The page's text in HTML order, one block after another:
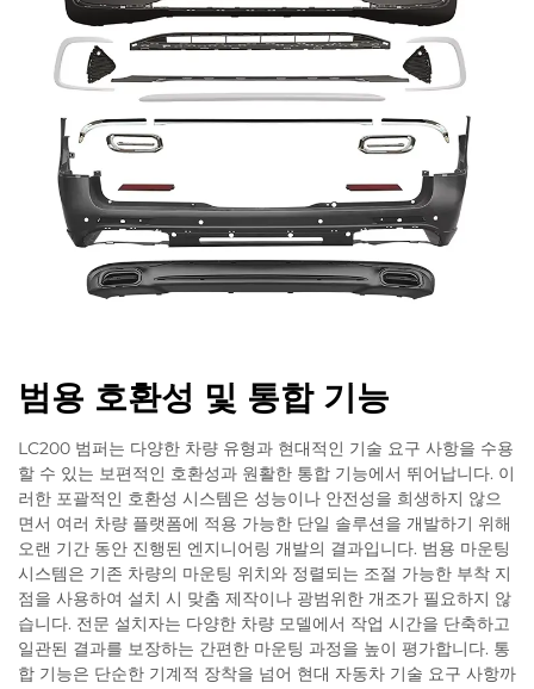
범용 호환성 및 통합 기능
LC200 범퍼는 다양한 차량 유형과 현대적인 기술 요구 사항을 수용
할 수 있는 보편적인 호환성과 원활한 통합 기능에서 뛰어납니다. 이
러한 포괄적인 호환성 시스템은 성능이나 안전성을 희생하지 않으
면서 여러 차량 플랫폼에 적용 가능한 단일 솔루션을 개발하기 위해
오랜 기간 동안 진행된 엔지니어링 개발의 결과입니다. 범용 마운팅
시스템은 기존 차량의 마운팅 위치와 정렬되는 조절 가능한 부착 지
점을 사용하여 설치 시 맞춤 제작이나 광범위한 개조가 필요하지 않
습니다. 전문 설치자는 다양한 차량 모델에서 작업 시간을 단축하고
일관된 결과를 보장하는 간편한 마운팅 과정을 높이 평가합니다. 통
합 기능은 단순한 기계적 장착을 넘어 현대 자동차 기술 요구 사항까